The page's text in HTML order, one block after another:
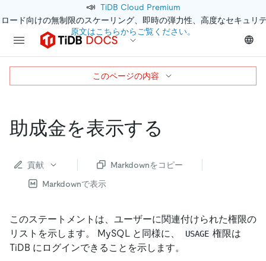
📣 TiDB Cloud Premium
ード向けの無制限のスケーリング、即時の弾力性、高度なセキュリ
原文はこちらからご覧ください。
助成金を表示する
貢献
Markdownをコピー
Markdownで表示
このステートメントは、ユーザーに関連付けられた権限の
リストを示します。 MySQL と同様に、
USAGE 権限は
TiDB にログインできることを示します。
このページの内容